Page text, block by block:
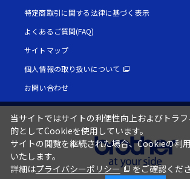
特定商取引に関する法律に基づく表示
よくあるご質問(FAQ)
サイトマップ
個人情報の取り扱いについて
お問い合わせ
当サイトではサイトの利便性向上およびトラ
的としてCookieを使用しています。
サイトの閲覧を継続された場合、Cookieの利
いたします。
詳細はプライバシーポリシー をご確認くださ